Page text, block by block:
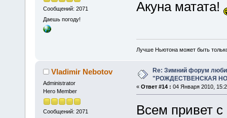
Сообщений: 2071
Даешь погоду!
Акуна матата!
Лучше Ньютона может быть
Vladimir Nebotov
Administrator
Hero Member
Сообщений: 2071
Re: Зимний форум
"РОЖДЕСТВЕНСКАЯ
« Ответ #14 : 04 Января 2010,
Всем привет